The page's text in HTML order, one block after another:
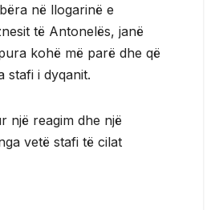
në llogarinë e
të Antonelës, janë
kohë më parë dhe që
stafi i dyqanit.
një reagim dhe një
vetë stafi të cilat